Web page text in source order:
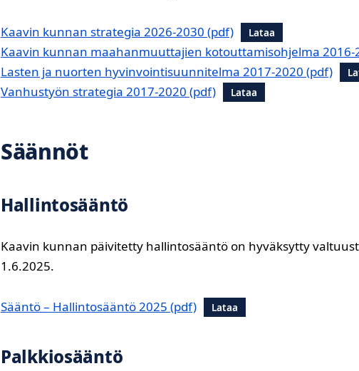
Kaavin kunnan strategia 2026-2030 Lataa
Kaavin kunnan maahanmuuttajien kotouttamisohjelma 2016-
Lasten ja nuorten hyvinvointisuunnitelma 2017-2020
Vanhustyön strategia 2017-2020 Lataa
Säännöt
Hallintosääntö
Kaavin kunnan päivitetty hallintosääntö on hyväksytty
1.6.2025.
Sääntö – Hallintosääntö 2025 Lataa
Palkkiosääntö